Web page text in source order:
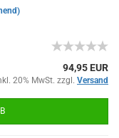
94,95 EUR
20% MwSt. zzgl. Versand